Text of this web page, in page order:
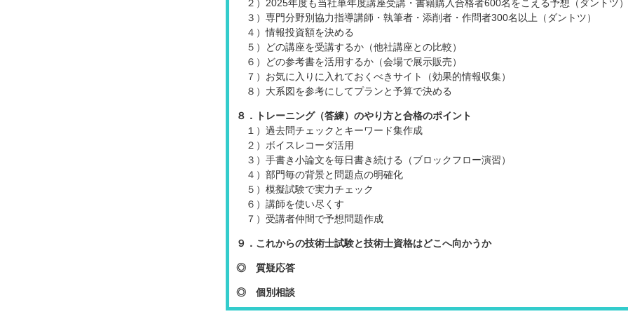
２）2025年度も当社単年度講座受講・書籍購入合格者600名をこえる予想（ダントツ）
３）専門分野別協力指導講師・執筆者・添削者・作問者300名以上（ダントツ）
４）情報投資額を決める
５）どの講座を受講するか（他社講座との比較）
６）どの参考書を活用するか（会場で展示販売）
７）お気に入りに入れておくべきサイト（効果的情報収集）
８）大系図を参考にしてプランと予算で決める
８．トレーニング（答練）のやり方と合格のポイント
１）過去問チェックとキーワード集作成
２）ボイスレコーダ活用
３）手書き小論文を毎日書き続ける（ブロックフロー演習）
４）部門毎の背景と問題点の明確化
５）模擬試験で実力チェック
６）講師を使い尽くす
７）受講者仲間で予想問題作成
９．これからの技術士試験と技術士資格はどこへ向かうか
◎ 質疑応答
◎ 個別相談